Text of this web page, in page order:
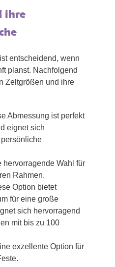
ihre
entscheidend, wenn
planst. Nachfolgend
Zeltgrößen und ihre
Abmessung ist perfekt
eignet sich
hervorragende Wahl für
Rahmen.
Option bietet
für eine große
sich hervorragend
mit bis zu 100
exzellente Option für